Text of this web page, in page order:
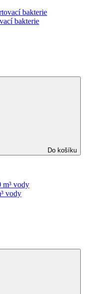
bakterie
Do košíku
vody